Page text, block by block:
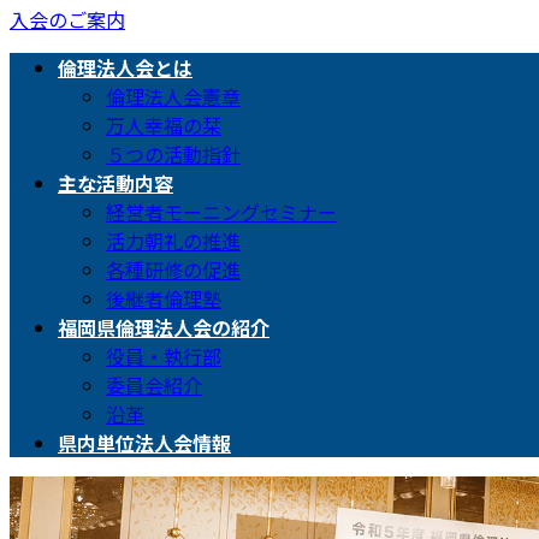
入会のご案内
倫理法人会とは
倫理法人会憲章
万人幸福の栞
５つの活動指針
主な活動内容
経営者モーニングセミナー
活力朝礼の推進
各種研修の促進
後継者倫理塾
福岡県倫理法人会の紹介
役員・執行部
委員会紹介
沿革
県内単位法人会情報